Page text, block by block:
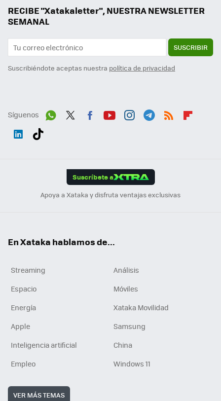
RECIBE "Xatakaletter", NUESTRA NEWSLETTER
SEMANAL
SUSCRIBIR
Suscribiéndote aceptas nuestra política de privacidad
Síguenos
Suscríbete a
Apoya a Xataka y disfruta ventajas exclusivas
En Xataka hablamos de...
Streaming
Análisis
Espacio
Móviles
Energía
Xataka Movilidad
Apple
Samsung
Inteligencia artificial
China
Empleo
Windows 11
VER MÁS TEMAS